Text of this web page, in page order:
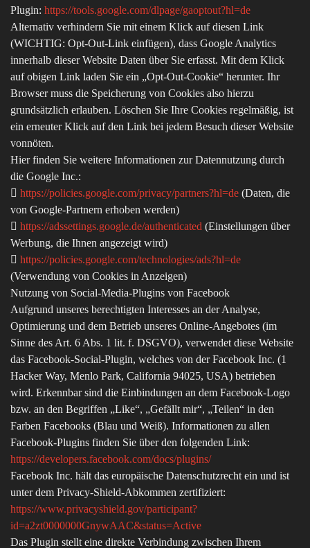
Plugin: https://tools.google.com/dlpage/gaoptout?hl=de
Alternativ verhindern Sie mit einem Klick auf diesen Link
(WICHTIG: Opt-Out-Link einfügen), dass Google Analytics
innerhalb dieser Website Daten über Sie erfasst. Mit dem Klick
auf obigen Link laden Sie ein „Opt-Out-Cookie“ herunter. Ihr
Browser muss die Speicherung von Cookies also hierzu
grundsätzlich erlauben. Löschen Sie Ihre Cookies regelmäßig, ist
ein erneuter Klick auf den Link bei jedem Besuch dieser Website
vonnöten.
Hier finden Sie weitere Informationen zur Datennutzung durch
die Google Inc.:
 https://policies.google.com/privacy/partners?hl=de (Daten, die
von Google-Partnern erhoben werden)
 https://adssettings.google.de/authenticated (Einstellungen über
Werbung, die Ihnen angezeigt wird)
 https://policies.google.com/technologies/ads?hl=de
(Verwendung von Cookies in Anzeigen)
Nutzung von Social-Media-Plugins von Facebook
Aufgrund unseres berechtigten Interesses an der Analyse,
Optimierung und dem Betrieb unseres Online-Angebotes (im
Sinne des Art. 6 Abs. 1 lit. f. DSGVO), verwendet diese Website
das Facebook-Social-Plugin, welches von der Facebook Inc. (1
Hacker Way, Menlo Park, California 94025, USA) betrieben
wird. Erkennbar sind die Einbindungen an dem Facebook-Logo
bzw. an den Begriffen „Like“, „Gefällt mir“, „Teilen“ in den
Farben Facebooks (Blau und Weiß). Informationen zu allen
Facebook-Plugins finden Sie über den folgenden Link:
https://developers.facebook.com/docs/plugins/
Facebook Inc. hält das europäische Datenschutzrecht ein und ist
unter dem Privacy-Shield-Abkommen zertifiziert:
https://www.privacyshield.gov/participant?
id=a2zt0000000GnywAAC&status=Active
Das Plugin stellt eine direkte Verbindung zwischen Ihrem